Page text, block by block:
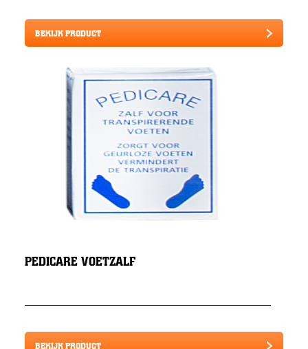
BEKIJK PRODUCT
PEDICARE VOETZALF
BEKIJK PRODUCT